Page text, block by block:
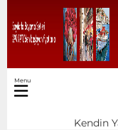
Kendin
Menu